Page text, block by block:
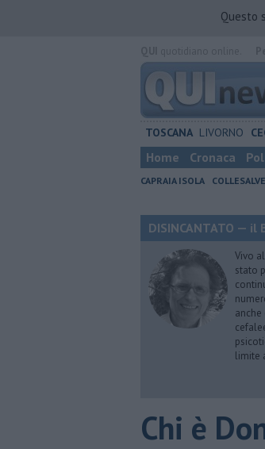
Questo
TOSCANA LIVORNO
Home Cronaca
CAPRAIA ISOLA
DISINCANTATO —
Vivo
stato
limite
​Chi è